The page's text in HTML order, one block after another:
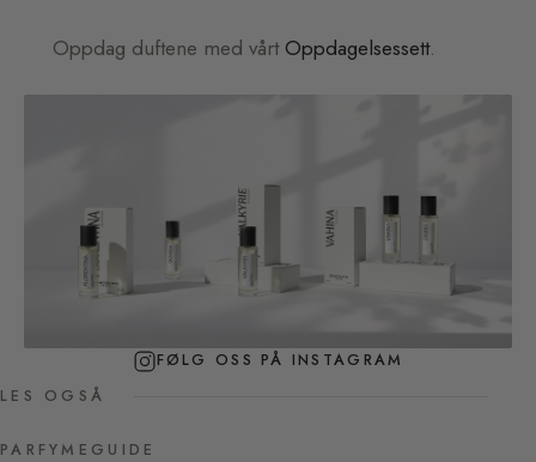
Oppdag duftene med vårt Oppdagelsessett.
FØLG OSS PÅ INSTAGRAM
LES OGSÅ
PARFYMEGUIDE